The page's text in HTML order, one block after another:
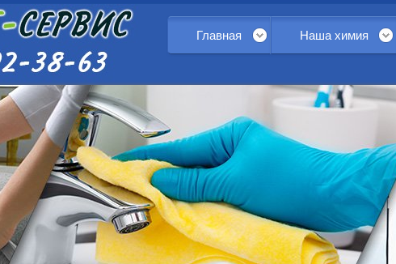
Главная Наша химия